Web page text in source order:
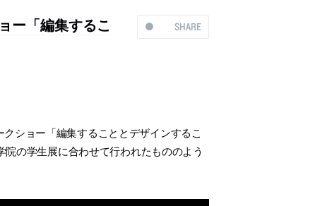
SHARE
ー「編集するこ
ショー「編集することとデザインするこ
の学生展に合わせて行われたもののよう